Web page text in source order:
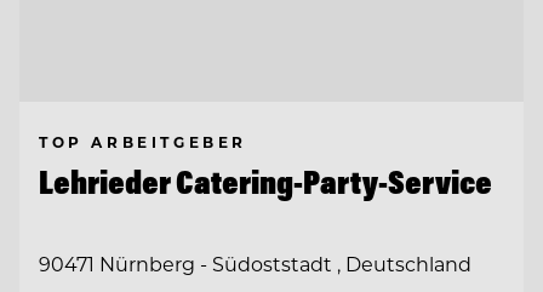
TOP ARBEITGEBER
Lehrieder Catering-Party-Service
90471 Nürnberg - Südoststadt , Deutschland